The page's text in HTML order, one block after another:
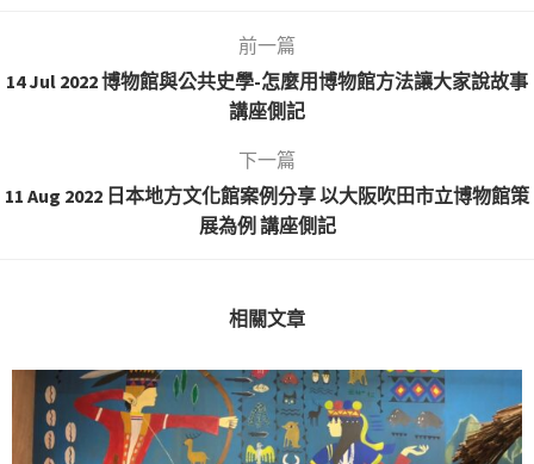
前一篇
14 Jul 2022 博物館與公共史學-怎麼用博物館方法讓大家說故事
講座側記
下一篇
11 Aug 2022 日本地方文化館案例分享 以大阪吹田市立博物館策
展為例 講座側記
相關文章